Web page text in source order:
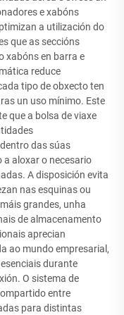
e xabóns
a utilización do
que as seccións
xabóns en barra e
reduce
tipo de obxecto ten
un uso mínimo. Este
que a bolsa de viaxe
das súas
a aloxar o necesario
A disposición evita
nas esquinas ou
grandes, unha
de almacenamento
aprecian
ao mundo empresarial,
durante
O sistema de
entre
para distintas